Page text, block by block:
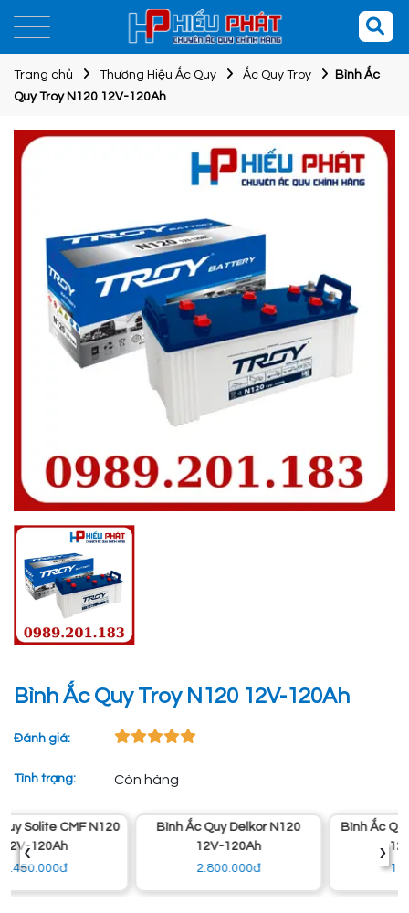
Trang chủ Thương Hiệu Ắc Quy Ắc Quy Troy
Bình Ắc
Quy Troy N120 12V-120Ah
Bình Ắc Quy Troy N120 12V-120Ah
Đánh giá:
Tình trạng: Còn hàng
Bình Ắc Quy Delkor N120
Bình Ắc Quy Đồng Nai N120
‹ ›